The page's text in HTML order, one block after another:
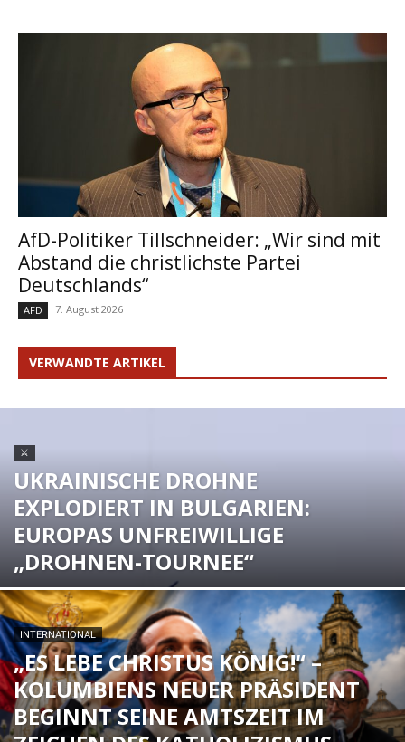
AfD-Politiker Tillschneider: „Wir sind mit
Abstand die christlichste Partei
Deutschlands“
AFD 7. August 2026
VERWANDTE ARTIKEL
⚔
UKRAINISCHE DROHNE
EXPLODIERT IN BULGARIEN:
EUROPAS UNFREIWILLIGE
„DROHNEN-TOURNEE“
INTERNATIONAL
„ES LEBE CHRISTUS KÖNIG!“ –
KOLUMBIENS NEUER PRÄSIDENT
BEGINNT SEINE AMTSZEIT IM